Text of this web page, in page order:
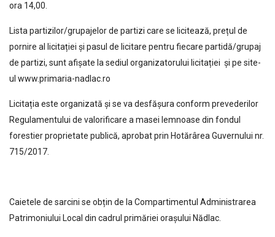
ora 14,00.
Lista partizilor/grupajelor de partizi care se licitează, prețul de
pornire al licitației și pasul de licitare pentru fiecare partidă/grupaj
de partizi, sunt afișate la sediul organizatorului licitației și pe site-
ul www.primaria-nadlac.ro
Licitația este organizată și se va desfășura conform prevederilor
Regulamentului de valorificare a masei lemnoase din fondul
forestier proprietate publică, aprobat prin Hotărârea Guvernului nr.
715/2017.
Caietele de sarcini se obțin de la Compartimentul Administrarea
Patrimoniului Local din cadrul primăriei orașului Nădlac.